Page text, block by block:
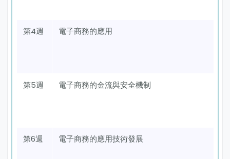
第4週 電子商務的應用
第5週 電子商務的金流與安全機制
第6週 電子商務的應用技術發展